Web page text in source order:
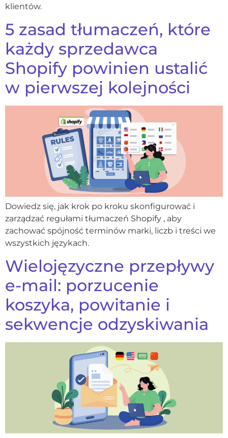
klientów.
5 zasad tłumaczeń, które
każdy sprzedawca
Shopify powinien ustalić
w pierwszej kolejności
Dowiedz się, jak krok po kroku skonfigurować i
zarządzać regułami tłumaczeń Shopify , aby
zachować spójność terminów marki, liczb i treści we
wszystkich językach.
Wielojęzyczne przepływy
e-mail: porzucenie
koszyka, powitanie i
sekwencje odzyskiwania